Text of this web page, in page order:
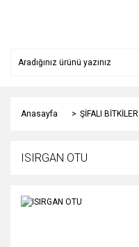
Anasayfa ŞİFALI BİTKİLER
ISIRGAN OTU